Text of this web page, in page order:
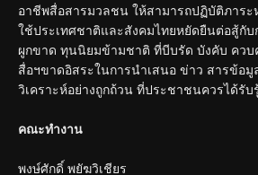
อาชีพสื่อสารมวลชน ให้สามารถปฏิบัติภาระ
ใช้ประเทศชาติและสังคมไทยหยัดยืนต่อสู้กั
ผูกขาด ทุนนิยมข้ามชาติ ที่บีบรัด บังคับ ควบ
สื่อฯขาดอิสระในการนำเสนอ ข่าว สารข้อมู
วิเคราะห์อย่างถูกถ้วน ที่ประชาชนควรได้รับ
คณะทำงาน
พงษ์ศักดิ์ พยัฆวิเชียร